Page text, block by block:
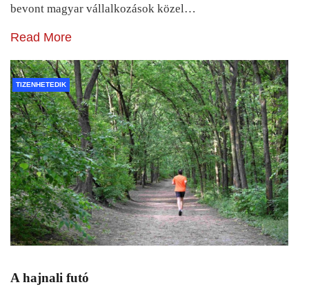
bevont magyar vállalkozások közel…
Read More
TIZENHETEDIK
A hajnali futó